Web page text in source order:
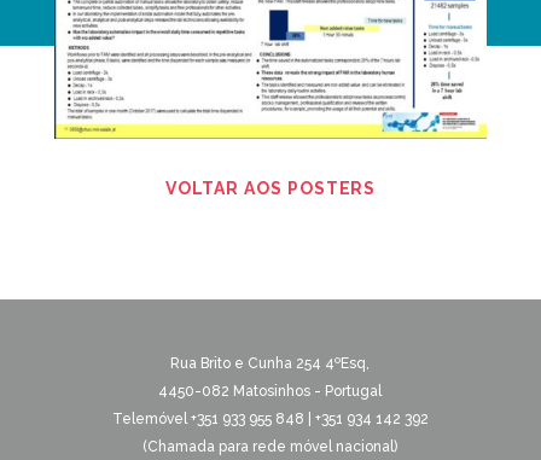
VOLTAR AOS POSTERS
Rua Brito e Cunha 254 4ºEsq,
4450-082 Matosinhos - Portugal
Telemóvel +351 933 955 848 | +351 934 142 392
(Chamada para rede móvel nacional)